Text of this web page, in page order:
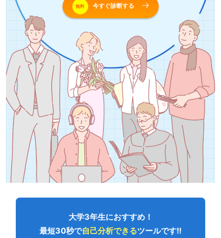
無料 今すぐ診断する
大学3年生におすすめ！
最短30秒で自己分析できるツールです!!